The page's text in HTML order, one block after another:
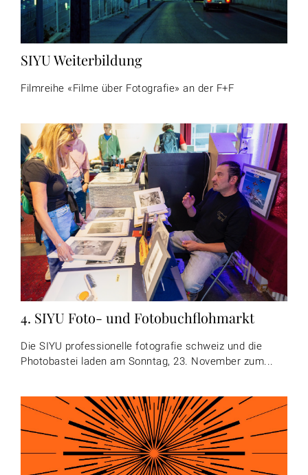
SIYU Weiterbildung
Filmreihe «Filme über Fotografie» an der F+F
4. SIYU Foto- und Fotobuchflohmarkt
Die SIYU professionelle fotografie schweiz und die
Photobastei laden am Sonntag, 23. November zum...